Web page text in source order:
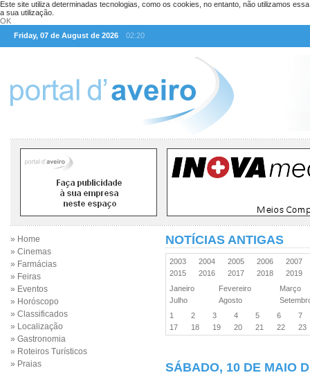
Este site utiliza determinadas tecnologias, como os cookies, no entanto, não utilizamos
a sua utilização.
OK
Friday, 07 de August de 2026
02:20
» Home
» Cinemas
» Farmácias
» Feiras
» Eventos
» Horóscopo
» Classificados
» Localização
» Gastronomia
» Roteiros Turísticos
» Praias
NOTÍCIAS ANTIGAS
2003 2004 2005 2006
2007
2015
2016 2017 2018
2019
Janeiro
Fevereiro
Março
Julho
Agosto
1
2 3 4 5 6
7
17
18 19 20 21 22 23
SÁBADO, 10 DE MAIO